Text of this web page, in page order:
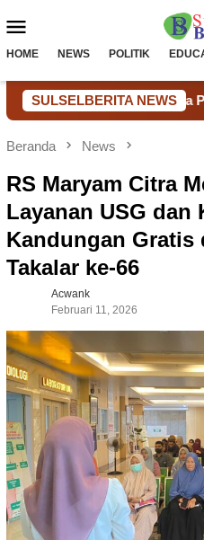
ke
Mobile
HOME NEWS POLITIK
SULSELBERITA NEWS
Narkoba Polres
Beranda News
RS Maryam Citra
Layanan USG dan
Kandungan Gratis
Takalar ke-66
Acwank
Februari 11, 2026